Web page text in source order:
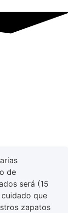
de
será (15
que
zapatos